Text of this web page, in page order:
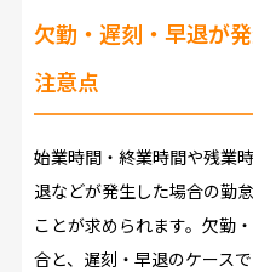
欠勤・遅刻・早退が
注意点
始業時間・終業時間や残業
退などが発生した場合の勤
ことが求められます。欠勤
合と、遅刻・早退のケース